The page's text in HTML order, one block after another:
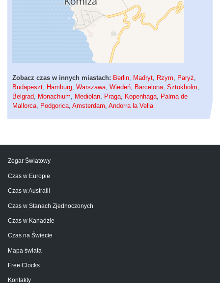
Zobacz czas w innych miastach: Berlin Madryt Rzym Paryż
Budapeszt
Hamburg Warszawa Wiedeń Barcelona Sztokholm
Belgrad
Monachium Mediolan Praga Kopenhaga
Palma de
Mallorca
Podgorica Amsterdam Andorra la Vella
Zegar Światowy
Czas w Europie
Czas w Australii
Czas w Stanach Zjednoczonych
Czas w Kanadzie
Czas na Świecie
Mapa świata
Free Clocks
Kontakty